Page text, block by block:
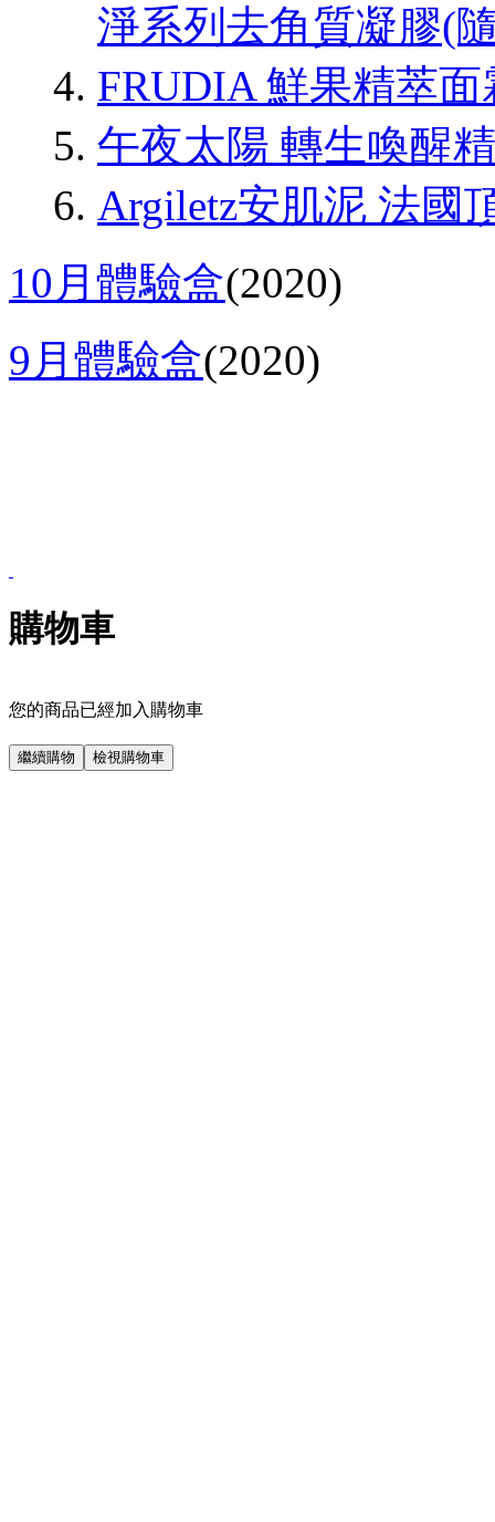
淨系列去角質凝膠(
FRUDIA 鮮果精萃
午夜太陽 轉生喚醒
Argiletz安肌泥 法國
10月體驗盒(2020)
9月體驗盒(2020)
購物車
您的商品已經加入購物車
繼續購物 檢視購物車